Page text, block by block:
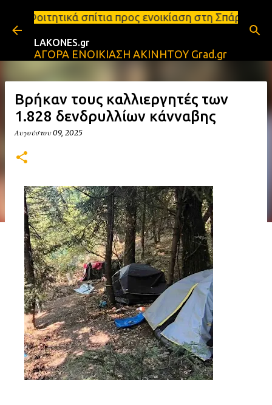
Μετάβαση στο κύριο περιεχόμενο
σπίτια προς ενοικίαση στη Σπάρτη Ενοικιάσεις
LAKONES.gr
ΑΓΟΡΑ ΕΝΟΙΚΙΑΣΗ ΑΚΙΝΗΤΟΥ Grad.gr
Βρήκαν τους καλλιεργητές των
1.828 δενδρυλλίων κάνναβης
Αυγούστου 09, 2025